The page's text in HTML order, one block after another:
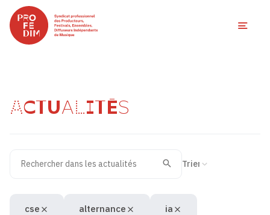
ACTUALITÉS
Recherche
Valider
cse alternance ia